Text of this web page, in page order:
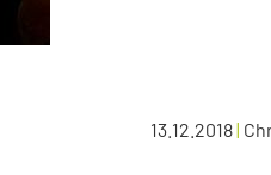
13.12.2018|